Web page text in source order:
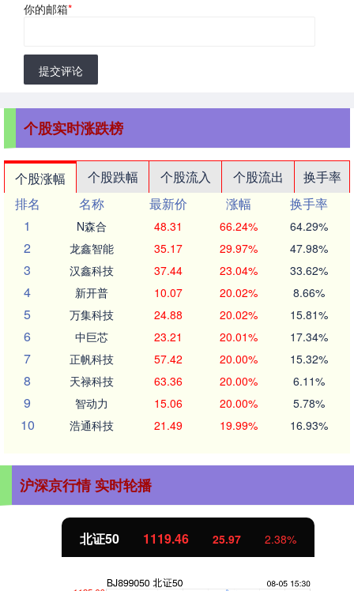
你的邮箱*
提交评论
个股实时涨跌榜
个股涨幅 个股跌幅 个股流入 个股流出
换手率
排名
名称 最新价 涨幅
换手率
1
N森合 48.31 66.24% 64.29%
2 龙鑫智能 35.17 29.97% 47.98%
3 汉鑫科技 37.44 23.04% 33.62%
4 新开普 10.07 20.02% 8.66%
5 万集科技 24.88 20.02% 15.81%
6 中巨芯 23.21 20.01% 17.34%
7 正帆科技 57.42 20.00% 15.32%
8 天禄科技 63.36 20.00% 6.11%
9 智动力 15.06 20.00% 5.78%
10 浩通科技 21.49 19.99% 16.93%
沪深京行情 实时轮播
北证50 1119.46 25.97 2.38%